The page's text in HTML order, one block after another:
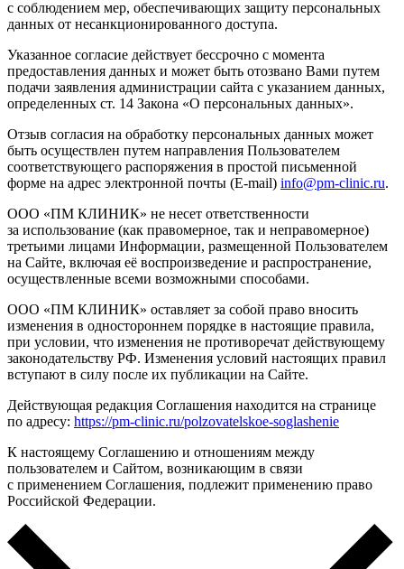
с соблюдением мер, обеспечивающих защиту персональных
данных от несанкционированного доступа.
Указанное согласие действует бессрочно с момента
предоставления данных и может быть отозвано Вами путем
подачи заявления администрации сайта с указанием данных,
определенных ст. 14 Закона «О персональных данных».
Отзыв согласия на обработку персональных данных может
быть осуществлен путем направления Пользователем
соответствующего распоряжения в простой письменной
форме на адрес электронной почты (E-mail) info@pm-clinic.ru.
ООО «ПМ КЛИНИК» не несет ответственности
за использование (как правомерное, так и неправомерное)
третьими лицами Информации, размещенной Пользователем
на Сайте, включая её воспроизведение и распространение,
осуществленные всеми возможными способами.
ООО «ПМ КЛИНИК» оставляет за собой право вносить
изменения в одностороннем порядке в настоящие правила,
при условии, что изменения не противоречат действующему
законодательству РФ. Изменения условий настоящих правил
вступают в силу после их публикации на Сайте.
Действующая редакция Соглашения находится на странице
по адресу: https://pm-clinic.ru/polzovatelskoe-soglashenie
К настоящему Соглашению и отношениям между
пользователем и Сайтом, возникающим в связи
с применением Соглашения, подлежит применению право
Российской Федерации.